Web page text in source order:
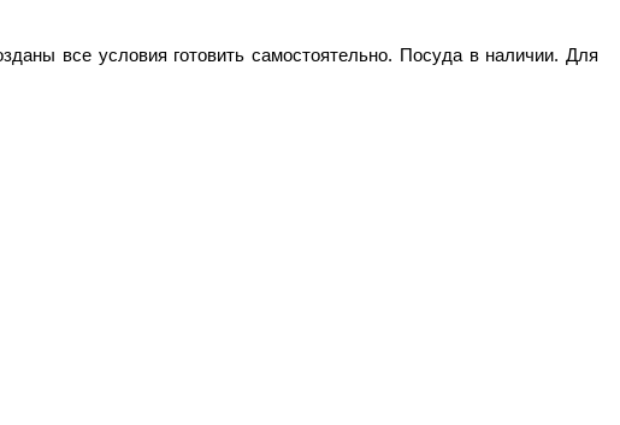
все условия готовить самостоятельно. Посуда в наличии. Для